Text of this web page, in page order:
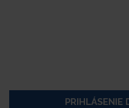
PRIHLÁSENIE